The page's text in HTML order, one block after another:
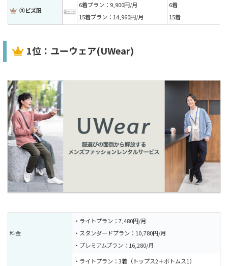
③ビズ服
6着プラン：9,900円/月
15着プラン：14,960円/月
6着
15着
1位：ユーウェア(UWear)
料金
・ライトプラン：7,480円/月
・スタンダードプラン：10,780円/月
・プレミアムプラン：16,280/月
・ライトプラン：3着（トップス2＋ボトムス1）